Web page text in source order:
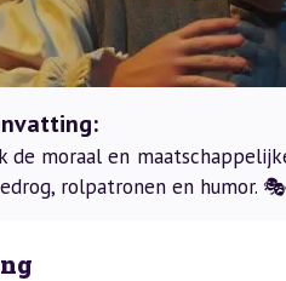
de moraal en
rolpatronen en humor. 🎭